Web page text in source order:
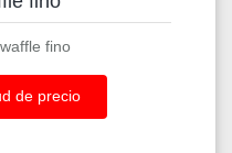
fino
de precio